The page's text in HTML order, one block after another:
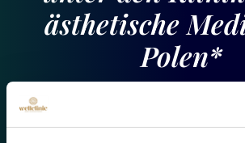
ästhetische
Polen*
*„Ranking der besten Kliniken für